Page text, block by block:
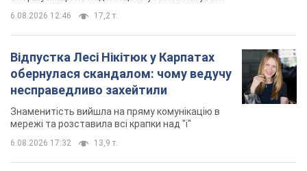
кваліфікації Ліги конференцій. Відео
Матч відбувся в Любліні
9 часов назад 2,7 т.